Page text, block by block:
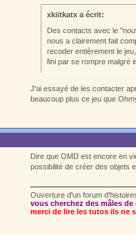
xkiitkatx a écrit:
Des contacts avec le
nous a clairement fait
recoder entièrement le
fini par se rompre malgré
J'ai essayé de les contacter
beaucoup plus ce jeu que
Dire que OMD est encore en
possibilité de créer des objets
Ouverture d'un forum
vous cherchez des mâles
merci de lire les tutos ils ne